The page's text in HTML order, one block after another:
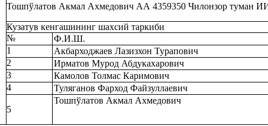
Тошпўлатов Акмал Ахмедович АА 4359350 Чилонзор туман
Кузатув кенгашининг шахсий таркиби
№
Ф.И.Ш.
1
Акбарходжаев Лазизхон Турапович
2
Ирматов Мурод Абдукахарович
3
Камолов Толмас Каримович
4
Туляганов Фарход Файзуллаевич
5
Тошпўлатов Акмал Ахмедович